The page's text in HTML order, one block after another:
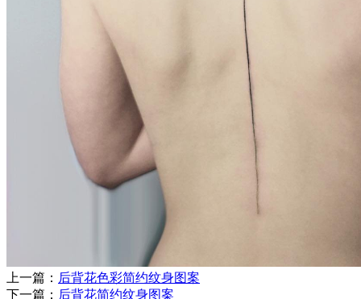
上一篇： 后背花色彩简约纹身图案
下一篇： 后背花简约纹身图案